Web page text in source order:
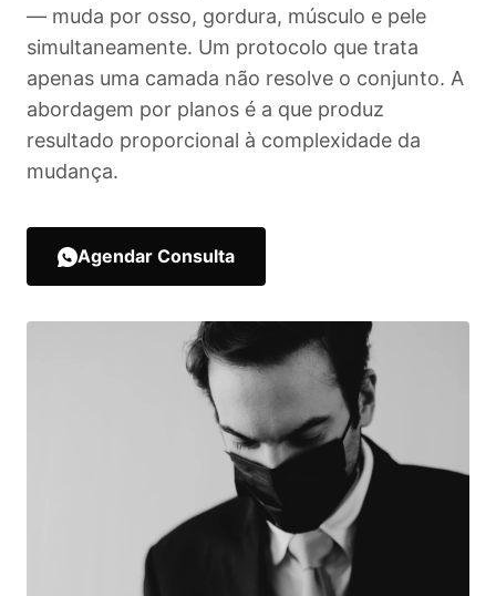
— muda por osso, gordura, músculo e pele
simultaneamente. Um protocolo que trata
apenas uma camada não resolve o conjunto. A
abordagem por planos é a que produz
resultado proporcional à complexidade da
mudança.
Agendar Consulta